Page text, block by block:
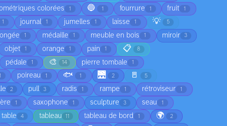
colorées 1 🔵 1 fourrure 1 fruit 1
1 journal 1 jumelles 1 laisse 1 💡 5
1 médaille 1 meuble en bois 1 miroir 3
objet 1 orange 1 pain 1 📋 8
pédale 1 🎨 14 pierre tombale 1
poireau 1 🐟 1 🌉 2 🚪 5
2 pull 3 radis 1 rampe 1 rétroviseur 1
1 saxophone 1 sculpture 3 seau 1
table 4 tableau 11 tableau de bord 1 🌍 2